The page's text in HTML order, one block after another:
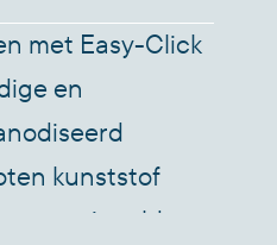
met Easy-Click
en
kunststof
ontspiegeld